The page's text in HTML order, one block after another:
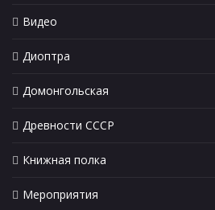
Видео
Диоптра
Домонгольская
Древности СССР
Книжная полка
Мероприятия